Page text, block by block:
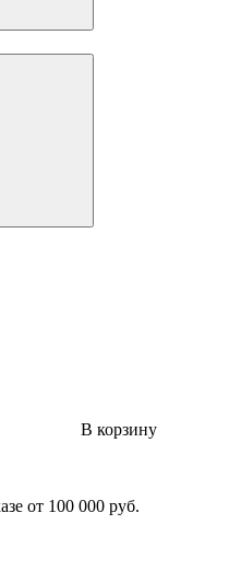
В корзину
от 100 000 руб.